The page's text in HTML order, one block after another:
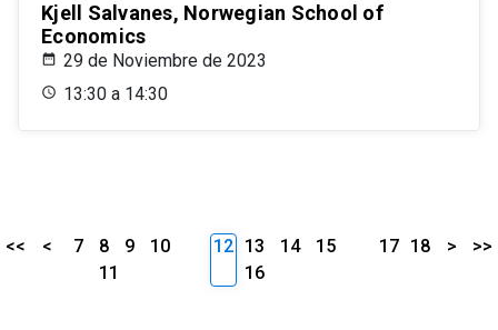
Kjell Salvanes, Norwegian School of
Economics
29 de Noviembre de 2023
13:30 a 14:30
<< < 7 8 9
10
11
12 13 14
15
16
17 18 > >>